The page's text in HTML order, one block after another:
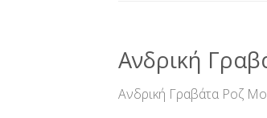
Ανδρική
Ανδρική Γραβάτα Ροζ